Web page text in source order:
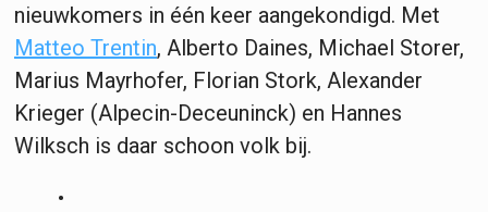
nieuwkomers in één keer aangekondigd. Met
Matteo Trentin, Alberto Daines, Michael Storer,
Marius Mayrhofer, Florian Stork, Alexander
Krieger (Alpecin-Deceuninck) en Hannes
Wilksch is daar schoon volk bij.
•